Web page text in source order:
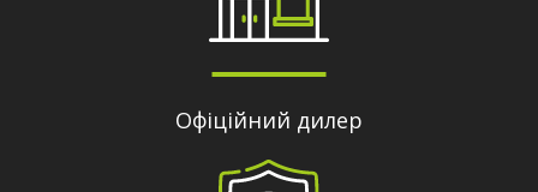
Офіційний дилер